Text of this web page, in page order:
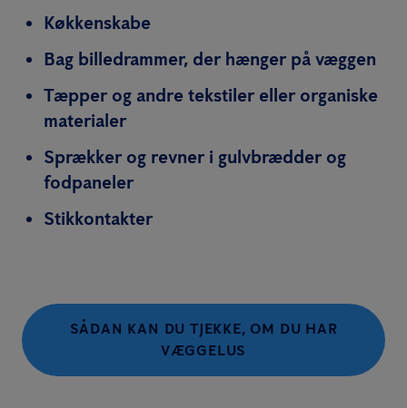
Køkkenskabe
Bag billedrammer, der hænger på væggen
Tæpper og andre tekstiler eller organiske
materialer
Sprækker og revner i gulvbrædder og
fodpaneler
Stikkontakter
SÅDAN KAN DU TJEKKE, OM DU HAR
VÆGGELUS